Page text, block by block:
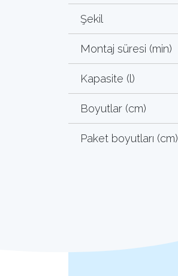
Şekil
Montaj süresi (min)
Kapasite (l)
Boyutlar (cm)
Paket boyutları (cm)